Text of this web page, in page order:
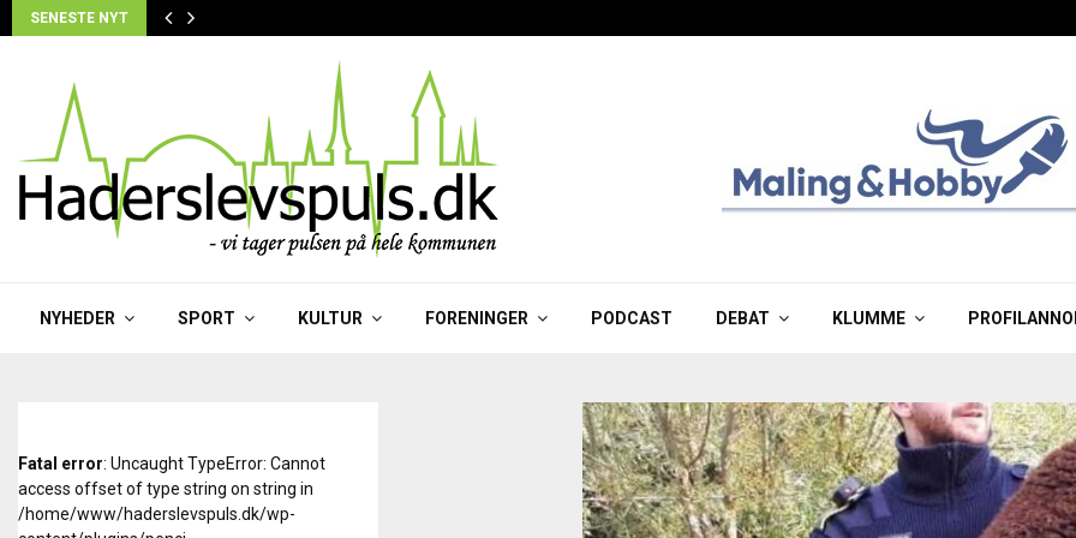
SENESTE NYT
NYHEDER SPORT KULTUR FORENINGER PODCAST DEBAT KLUMME
Fatal error: Uncaught TypeError: Cannot
access offset of type string on string in
/home/www/haderslevspuls.dk/wp-